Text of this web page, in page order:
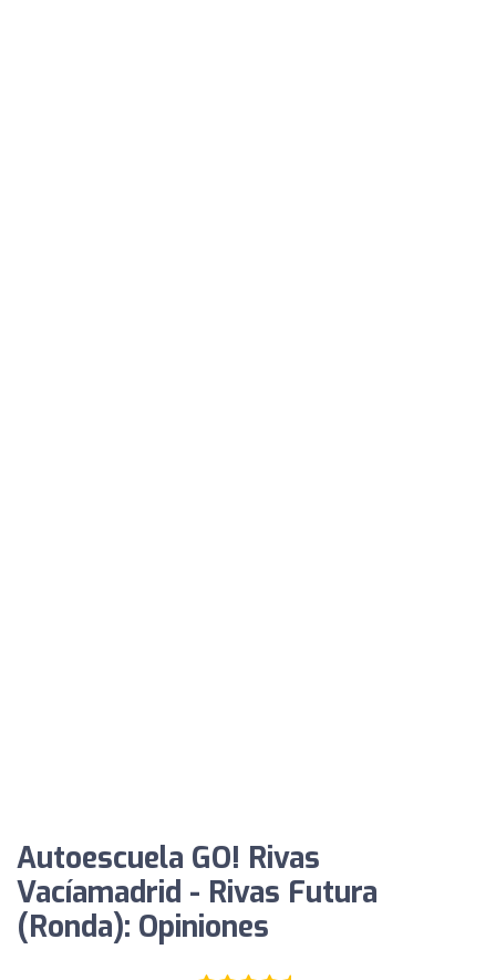
Autoescuela GO! Rivas
Vacíamadrid - Rivas Futura
(Ronda): Opiniones